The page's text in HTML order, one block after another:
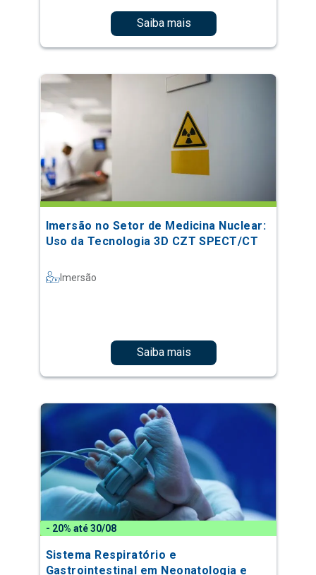
Saiba mais
Imersão no Setor de Medicina Nuclear:
Uso da Tecnologia 3D CZT SPECT/CT
Imersão
Saiba mais
- 20% até 30/08
Sistema Respiratório e
Gastrointestinal em Neonatologia e